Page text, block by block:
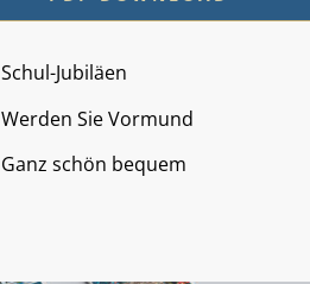
Schul-Jubiläen
Werden Sie Vormund
Ganz schön bequem